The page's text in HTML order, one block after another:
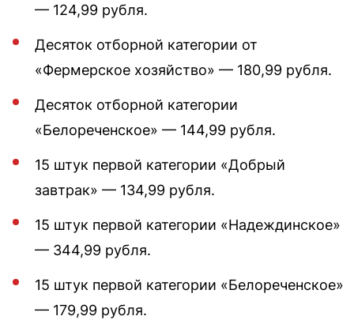
— 124,99 рубля.
Десяток отборной категории от
«Фермерское хозяйство» — 180,99 рубля.
Десяток отборной категории
«Белореченское» — 144,99 рубля.
15 штук первой категории «Добрый
завтрак» — 134,99 рубля.
15 штук первой категории «Надеждинское»
— 344,99 рубля.
15 штук первой категории «Белореченское»
— 179,99 рубля.